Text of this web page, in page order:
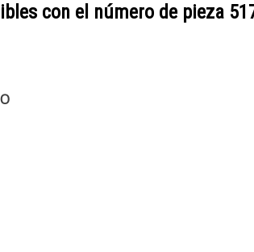
con el número de pieza